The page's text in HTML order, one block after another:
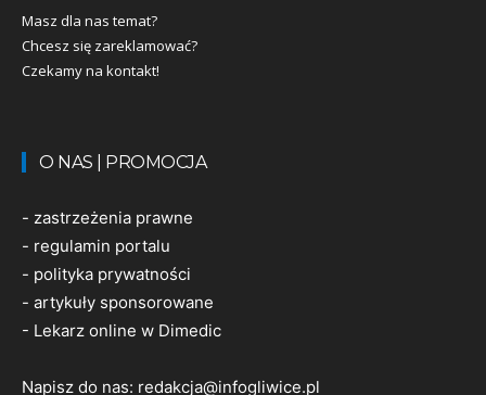
Masz dla nas temat?
Chcesz się zareklamować?
Czekamy na kontakt!
O NAS | PROMOCJA
- zastrzeżenia prawne
- regulamin portalu
- polityka prywatności
- artykuły sponsorowane
- Lekarz online w Dimedic
Napisz do nas: redakcja@infogliwice.pl